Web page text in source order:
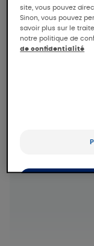
site, vous pouvez
Sinon, vous pouvez
savoir plus sur le
notre politique de
de confidentialité